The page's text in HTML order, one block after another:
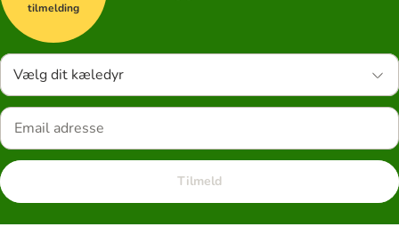
tilmelding
Vælg dit kæledyr
Tilmeld